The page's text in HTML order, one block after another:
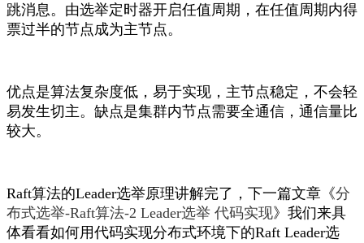
跳消息。由选举定时器开启任值周期，在任值周期内得
票过半的节点成为主节点。
优点是算法复杂度低，易于实现，主节点稳定，不会轻
易发生切主。缺点是集群内节点需要全通信，通信量比
较大。
Raft算法的Leader选举原理讲解完了，下一篇文章《分
布式选举-Raft算法-2 Leader选举 代码实现》我们来具
体看看如何用代码实现分布式环境下的Raft Leader选